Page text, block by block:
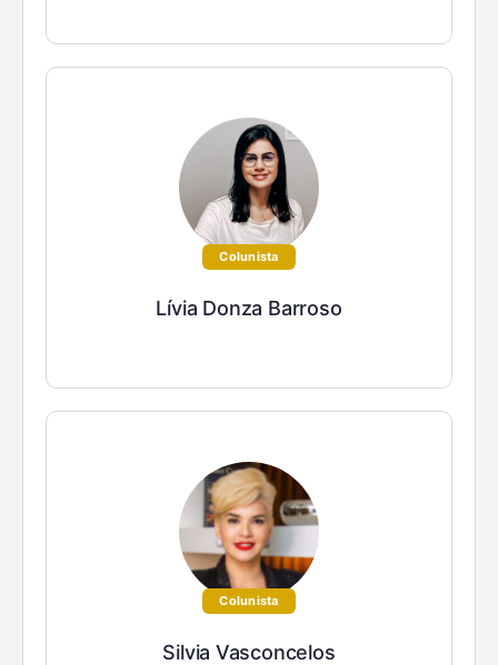
Colunista
Lívia Donza Barroso
Colunista
Silvia Vasconcelos